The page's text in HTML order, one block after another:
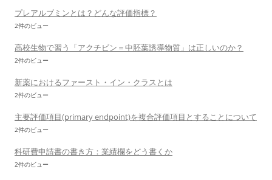
プレアルブミンとは？どんな評価指標？
2件のビュー
高校生物で習う「アクチビン＝中胚葉誘導物質」は正しいのか？
2件のビュー
新薬におけるファースト・イン・クラスとは
2件のビュー
主要評価項目(primary endpoint)を複合評価項目とすることについて
2件のビュー
科研費申請書の書き方：業績欄をどう書くか
2件のビュー